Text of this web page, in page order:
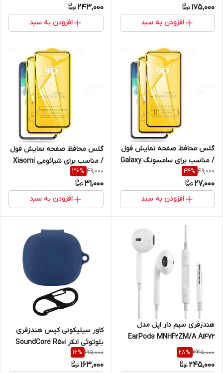
175,000
افزودن به سبد
Promax
243,000
افزودن به سبد
گلس محافظ صفحه نمایش فول
/ مناسب برای سامسونگ Galaxy
A21s
49,000
44%
27,000
افزودن به سبد
گلس محافظ صفحه نمایش فول
/ مناسب برای شیائومی Xiaomi
Redmi Note 9
49,000
36%
31,000
افزودن به سبد
هندزفری سیم دار اپل مدل
EarPods MNHF2ZM/A A1472
345,000
28%
245,000
کاور سیلیکونی کیس هندزفری
بلوتوثی انکر SoundCore R50i
195,000
16%
163,000